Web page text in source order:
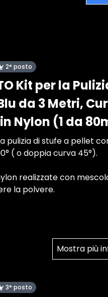
2° posto
Kit per la
da 3 Metri,
Nylon (1 da
pulizia di stufe a pellet
( o doppia curva 45°).
realizzate con
la polvere.
Mostra più
3° posto